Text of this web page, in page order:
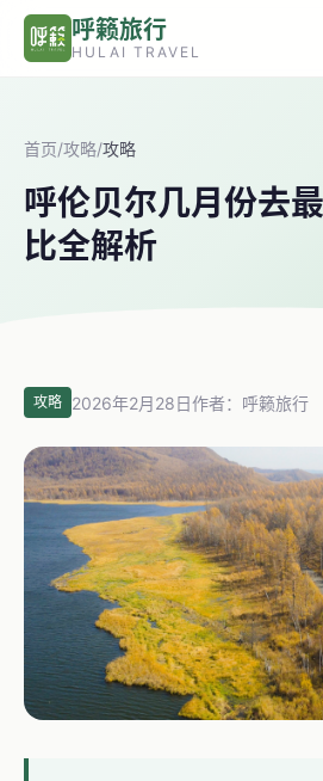
跳转到主要内容
呼籁旅行
HULAI TRAVEL
首页/攻略/攻略
呼伦贝尔几月份去
比全解析
攻略 2026年2月28日作者：呼籁旅行